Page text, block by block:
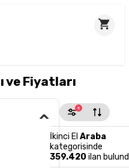
ve Fiyatları
1
İkinci El Araba
kategorisinde
359.420 ilan